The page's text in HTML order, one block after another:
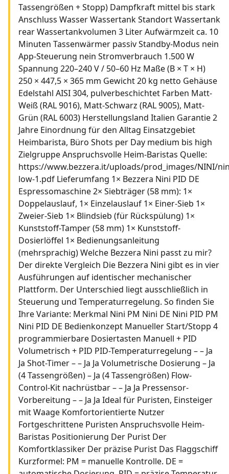
Tassengrößen + Stopp) Dampfkraft mittel bis stark
Anschluss Wasser Wassertank Standort Wassertank
rear Wassertankvolumen 3 Liter Aufwärmzeit ca. 10
Minuten Tassenwärmer passiv Standby-Modus nein
App-Steuerung nein Stromverbrauch 1.500 W
Spannung 220–240 V / 50–60 Hz Maße (B × T × H)
250 × 447,5 × 365 mm Gewicht 20 kg netto Gehäuse
Edelstahl AISI 304, pulverbeschichtet Farben Matt-
Weiß (RAL 9016), Matt-Schwarz (RAL 9005), Matt-
Grün (RAL 6003) Herstellungsland Italien Garantie 2
Jahre Einordnung für den Alltag Einsatzgebiet
Heimbarista, Büro Shots per Day medium bis high
Zielgruppe Anspruchsvolle Heim-Baristas Quelle:
https://www.bezzera.it/uploads/prod_images/NINI/
low-1.pdf Lieferumfang 1× Bezzera Nini PID DE
Espressomaschine 2× Siebträger (58 mm): 1×
Doppelauslauf, 1× Einzelauslauf 1× Einer-Sieb 1×
Zweier-Sieb 1× Blindsieb (für Rückspülung) 1×
Kunststoff-Tamper (58 mm) 1× Kunststoff-
Dosierlöffel 1× Bedienungsanleitung
(mehrsprachig) Welche Bezzera Nini passt zu mir?
Der direkte Vergleich Die Bezzera Nini gibt es in vier
Ausführungen auf identischer mechanischer
Plattform. Der Unterschied liegt ausschließlich in
Steuerung und Temperaturregelung. So finden Sie
Ihre Variante: Merkmal Nini PM Nini DE Nini PID PM
Nini PID DE Bedienkonzept Manueller Start/Stopp 4
programmierbare Dosiertasten Manuell + PID
Volumetrisch + PID PID-Temperaturregelung – – Ja
Ja Shot-Timer – – Ja Ja Volumetrische Dosierung – Ja
(4 Tassengrößen) – Ja (4 Tassengrößen) Flow-
Control-Kit nachrüstbar – – Ja Ja Pressensor-
Vorbereitung – – Ja Ja Ideal für Puristen, Einsteiger
mit Waage Komfortorientierte Nutzer
Fortgeschrittene Puristen Anspruchsvolle Heim-
Baristas Positionierung Der Purist Der
Komfortklassiker Der präzise Purist Das Flaggschiff
Kurzformel: PM = manuelle Kontrolle. DE =